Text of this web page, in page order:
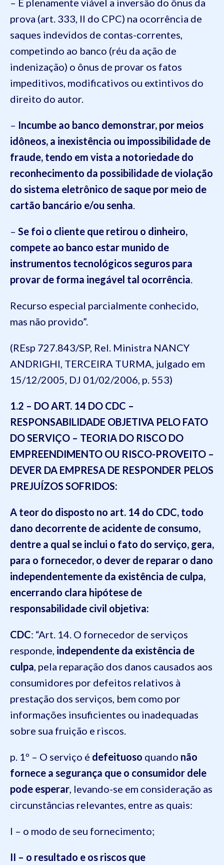
– É plenamente viável a inversão do ônus da
prova (art. 333, II do CPC) na ocorrência de
saques indevidos de contas-correntes,
competindo ao banco (réu da ação de
indenização) o ônus de provar os fatos
impeditivos, modificativos ou extintivos do
direito do autor.
– Incumbe ao banco demonstrar, por meios
idôneos, a inexistência ou impossibilidade de
fraude, tendo em vista a notoriedade do
reconhecimento da possibilidade de violação
do sistema eletrônico de saque por meio de
cartão bancário e/ou senha.
– Se foi o cliente que retirou o dinheiro,
compete ao banco estar munido de
instrumentos tecnológicos seguros para
provar de forma inegável tal ocorrência.
Recurso especial parcialmente conhecido,
mas não provido”.
(REsp 727.843/SP, Rel. Ministra NANCY
ANDRIGHI, TERCEIRA TURMA, julgado em
15/12/2005, DJ 01/02/2006, p. 553)
1.2 – DO ART. 14 DO CDC –
RESPONSABILIDADE OBJETIVA PELO FATO
DO SERVIÇO – TEORIA DO RISCO DO
EMPREENDIMENTO OU RISCO-PROVEITO –
DEVER DA EMPRESA DE RESPONDER PELOS
PREJUÍZOS SOFRIDOS:
A teor do disposto no art. 14 do CDC, todo
dano decorrente de acidente de consumo,
dentre a qual se inclui o fato do serviço, gera,
para o fornecedor, o dever de reparar o dano
independentemente da existência de culpa,
encerrando clara hipótese de
responsabilidade civil objetiva:
CDC: “Art. 14. O fornecedor de serviços
responde, independente da existência de
culpa, pela reparação dos danos causados aos
consumidores por defeitos relativos à
prestação dos serviços, bem como por
informações insuficientes ou inadequadas
sobre sua fruição e riscos.
p. 1º – O serviço é defeituoso quando não
fornece a segurança que o consumidor dele
pode esperar, levando-se em consideração as
circunstâncias relevantes, entre as quais:
I – o modo de seu fornecimento;
II – o resultado e os riscos que